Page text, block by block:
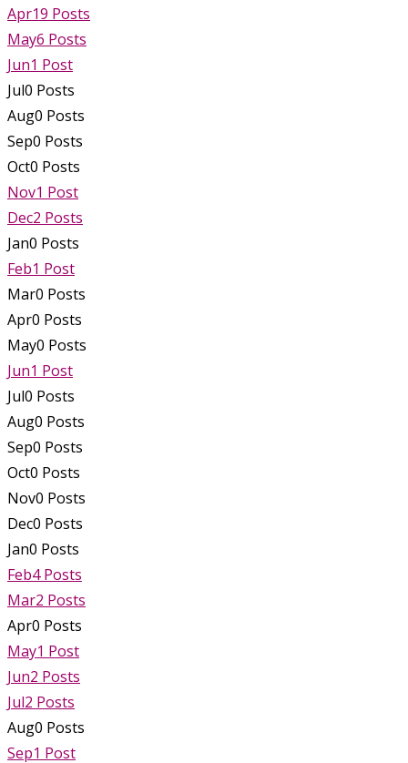
Apr19 Posts
May6 Posts
Jun1 Post
Jul0 Posts
Aug0 Posts
Sep0 Posts
Oct0 Posts
Nov1 Post
Dec2 Posts
Jan0 Posts
Feb1 Post
Mar0 Posts
Apr0 Posts
May0 Posts
Jun1 Post
Jul0 Posts
Aug0 Posts
Sep0 Posts
Oct0 Posts
Nov0 Posts
Dec0 Posts
Jan0 Posts
Feb4 Posts
Mar2 Posts
Apr0 Posts
May1 Post
Jun2 Posts
Jul2 Posts
Aug0 Posts
Sep1 Post